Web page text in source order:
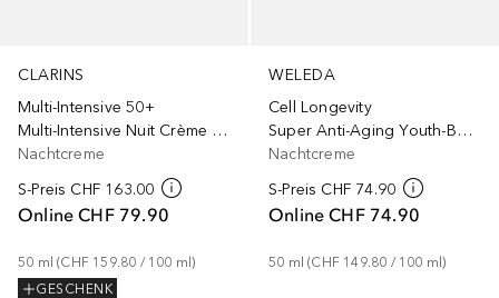
CLARINS
Multi-Intensive 50+
Multi-Intensive Nuit Crème Peaux très sèches
Nachtcreme
S-Preis CHF 163.00
Online CHF 79.90
50 ml (CHF 159.80 / 100 ml)
GESCHENK
WELEDA
Cell Longevity
Super Anti-Aging Youth-Boosting
Nachtcreme
S-Preis CHF 74.90
Online CHF 74.90
50 ml (CHF 149.80 / 100 ml)